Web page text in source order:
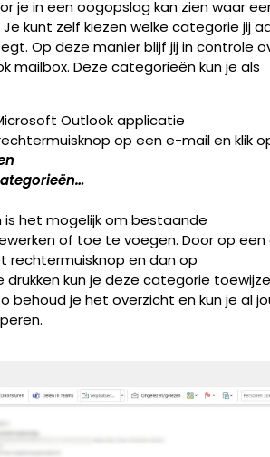
je in een oogopslag kan zien waar
kunt zelf kiezen welke categorie jij
Op deze manier blijf jij in controle
mailbox. Deze categorieën kun je als
Outlook applicatie
op een e-mail en klik
is het mogelijk om bestaande
of toe te voegen. Door op
rechtermuisknop en dan op
drukken kun je deze categorie
behoud je het overzicht en kun je al